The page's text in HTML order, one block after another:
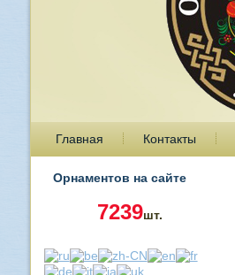
Главная Контакты
Орнаментов на сайте
7239шт.